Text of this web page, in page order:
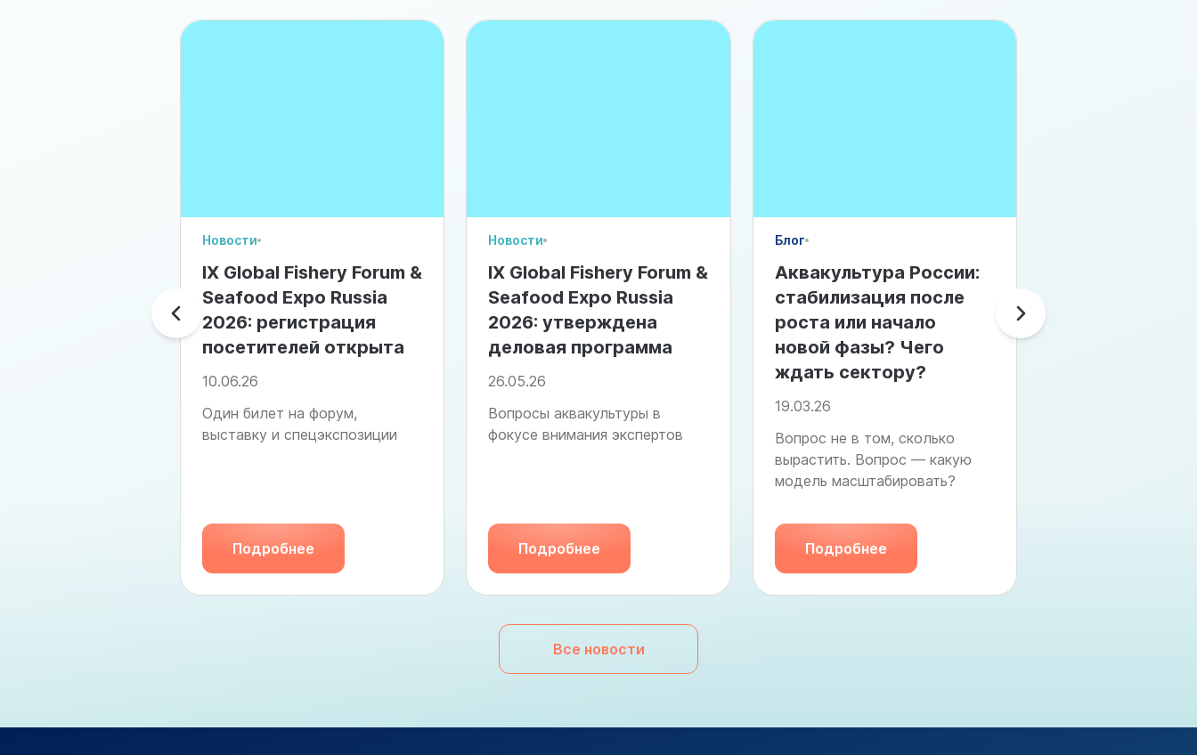
Новости
IX Global Fishery Forum &
Seafood Expo Russia
2026: регистрация
посетителей открыта
10.06.26
Один билет на форум,
выставку и спецэкспозиции
Подробнее
Новости
IX Global Fishery Forum &
Seafood Expo Russia
2026: утверждена
деловая программа
26.05.26
Вопросы аквакультуры в
фокусе внимания экспертов
Подробнее
Блог
Аквакультура России:
стабилизация после
роста или начало
новой фазы? Чего
ждать сектору?
19.03.26
Вопрос не в том, сколько
вырастить. Вопрос — какую
модель масштабировать?
Подробнее
Все новости